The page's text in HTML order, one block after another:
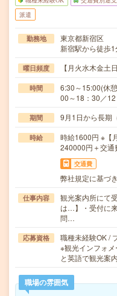
派遣
勤務地
東京都新宿区
新宿駅から徒歩1
曜日頻度 【月火水木金土
時間
6:30～15:00(休
00～18：30／
期間 9月1日から長期
時給
時給1600円 ※【
240000円＋交通
交通費
弊社規定に基づ
仕事内容
観光案内所にて
は…】・受付に
問…
応募資格
職種未経験OK /
※観光インフォ
と英語で観光案
職場の雰囲気